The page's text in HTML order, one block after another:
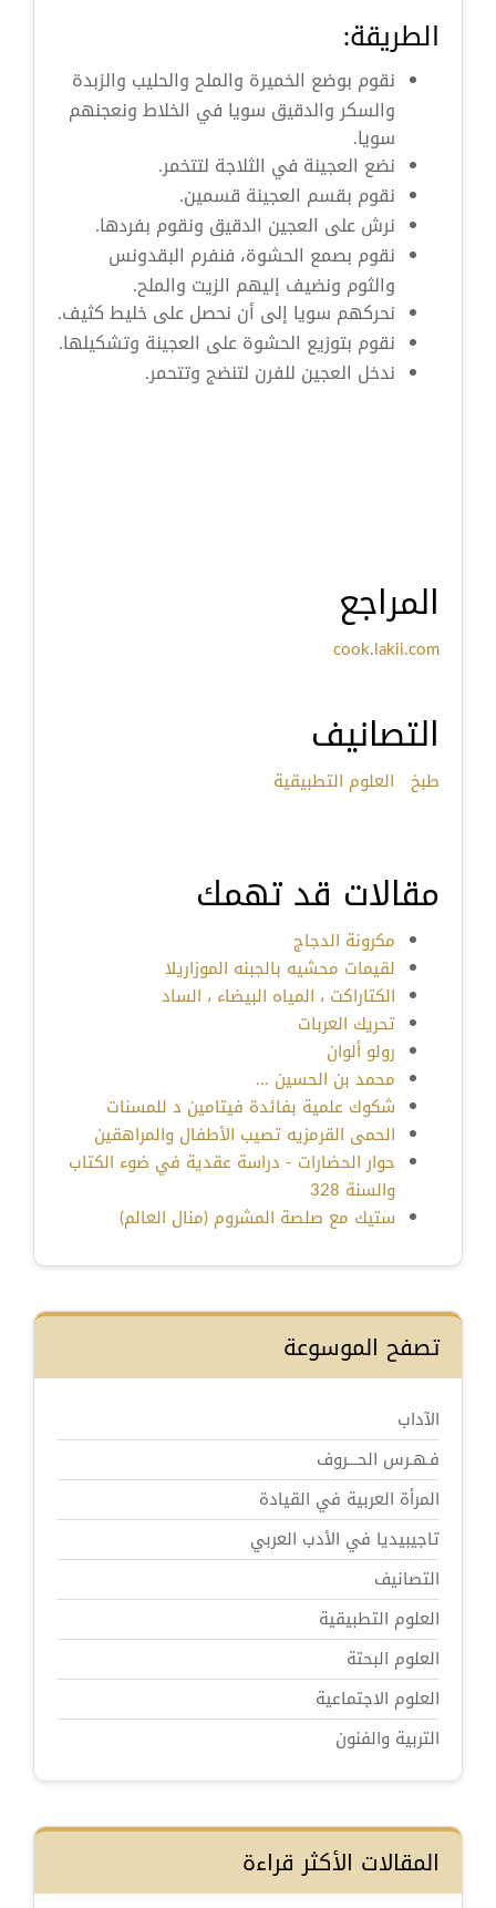
الطريقة:
نقوم بوضع الخميرة والملح والحليب والزبدة
والسكر والدقيق سويا في الخلاط ونعجنهم
سويا.
نضع العجينة في الثلاجة لتتخمر.
نقوم بقسم العجينة قسمين.
نرش على العجين الدقيق ونقوم بفردها.
نقوم بصمع الحشوة، فنفرم البقدونس
والثوم ونضيف إليهم الزيت والملح.
نحركهم سويا إلى أن نحصل على خليط كثيف.
نقوم بتوزيع الحشوة على العجينة وتشكيلها.
ندخل العجين للفرن لتنضج وتتحمر.
المراجع
cook.lakii.com
التصانيف
طبخ العلوم التطبيقية
مقالات قد تهمك
مكرونة الدجاج
لقيمات محشيه بالجبنه الموزاريلا
الكتاراكت ، المياه البيضاء ، الساد
تحريك العربات
رولو ألوان
محمد بن الحسين ...
شكوك علمية بفائدة فيتامين د للمسنات
الحمى القرمزيه تصيب الأطفال والمراهقين
حوار الحضارات - دراسة عقدية في ضوء الكتاب
والسنة 328
ستيك مع صلصة المشروم (منال العالم)
تصفح الموسوعة
الآداب
فـهـرس الحـــروف
المرأة العربية في القيادة
تاجيبيديا في الأدب العربي
التصانيف
العلوم التطبيقية
العلوم البحتة
العلوم الاجتماعية
التربية والفنون
المقالات الأكثر قراءة